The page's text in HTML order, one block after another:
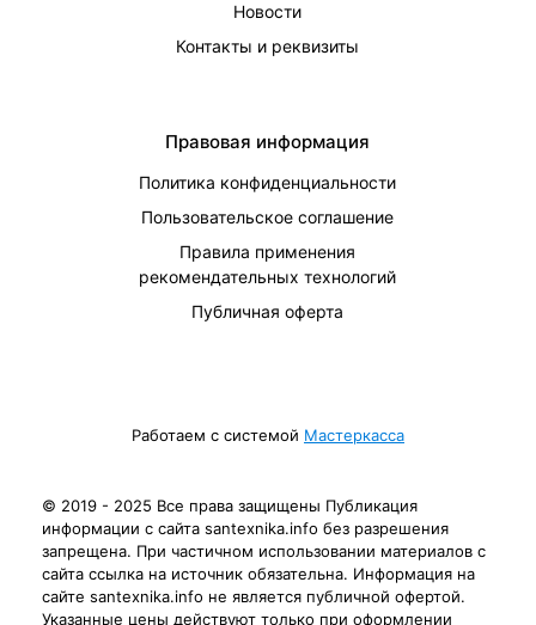
Новости
Контакты и реквизиты
Правовая информация
Политика конфиденциальности
Пользовательское соглашение
Правила применения
рекомендательных технологий
Публичная оферта
Работаем с системой Мастеркасса
© 2019 - 2025 Все права защищены Публикация
информации с сайта santexnika.info без разрешения
запрещена. При частичном использовании материалов с
сайта ссылка на источник обязательна. Информация на
сайте santexnika.info не является публичной офертой.
Указанные цены действуют только при оформлении